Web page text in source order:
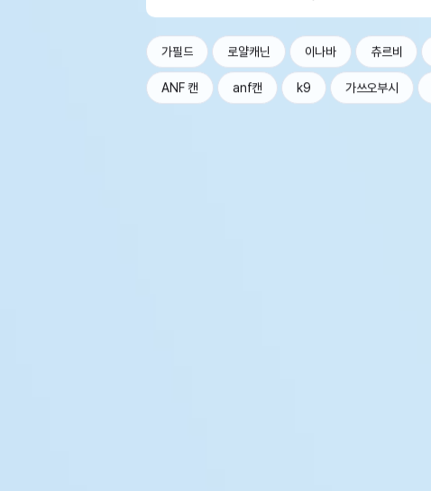
가필드 로얄캐닌 이나바 츄르비
ANF 캔 anf캔 k9 가쓰오부시